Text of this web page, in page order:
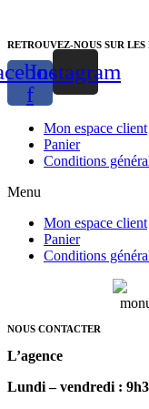
RETROUVEZ-NOUS SUR
f
Instagram
Mon espace client
Panier
Conditions
Menu
Mon espace client
Panier
Conditions
NOUS CONTACTER
L’agence
Lundi – vendredi :